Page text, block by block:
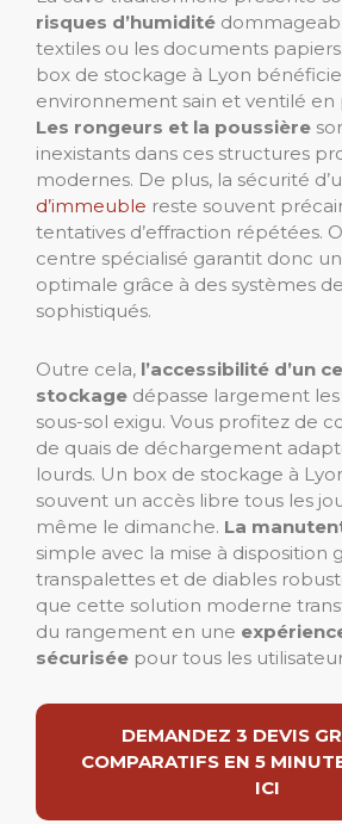
risques d’humidité
textiles ou les documents papiers.
box de stockage à Lyon bénéficie
environnement sain et ventilé
Les rongeurs et la poussière
inexistants dans ces structures
modernes. De plus, la sécurité
d’immeuble reste souvent
tentatives d’effraction répétées.
centre spécialisé garantit donc
optimale grâce à des systèmes
sophistiqués.
Outre cela, l’accessibilité d’un
stockage dépasse largement
sous-sol exigu. Vous profitez de
de quais de déchargement
lourds. Un box de stockage à
souvent un accès libre tous les
même le dimanche. La
simple avec la mise à disposition
transpalettes et de diables
que cette solution moderne
du rangement en une
sécurisée pour tous les
DEMANDEZ 3 DEVIS
COMPARATIFS EN 5
ICI